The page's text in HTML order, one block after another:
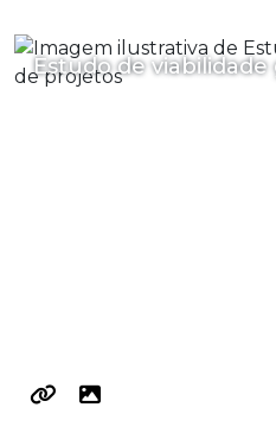
Estudo de